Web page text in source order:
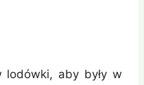
lodówki, aby były w